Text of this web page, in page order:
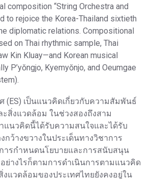
composition “String Orchestra and
to rejoice the Korea-Thailand sixtieth
diplomatic relations. Compositional
on Thai rhythmic sample, Thai
Kin Kluay—and Korean musical
P’yŏngjo, Kyemyŏnjo, and Oeumgae
(ES) เป็นแนวคิดเกี่ยวกับความสัมพันธ์
สิ่งแวดล้อม ในช่วงสองถึงสาม
แนวคิดนี้ได้รับความสนใจและได้รับ
กว้างขวางในประเด็นทางวิชาการ
ารกำหนดนโยบายและการสนับสนุน
ย่างไรก็ตามการดำเนินการตามแนวคิด
แวดล้อมของประเทศไทยยังคงอยู่ใน